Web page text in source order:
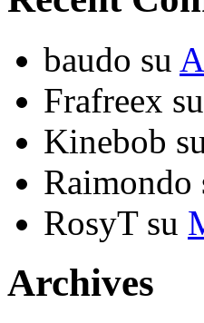
baudo su
Frafreex su
Kinebob su
Raimondo
RosyTsu
Archives